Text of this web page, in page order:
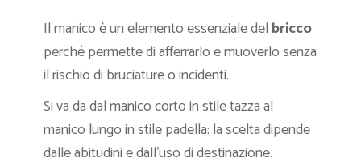
Il manico è un elemento essenziale del bricco
perché permette di afferrarlo e muoverlo senza
il rischio di bruciature o incidenti.
Si va da dal manico corto in stile tazza al
manico lungo in stile padella: la scelta dipende
dalle abitudini e dall’uso di destinazione.